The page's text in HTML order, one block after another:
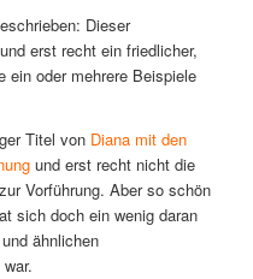
Dieser
erst recht ein friedlicher,
ein oder mehrere Beispiele
Titel von Diana mit den
und erst recht nicht die
Vorführung. Aber so schön
sich doch ein wenig daran
ähnlichen